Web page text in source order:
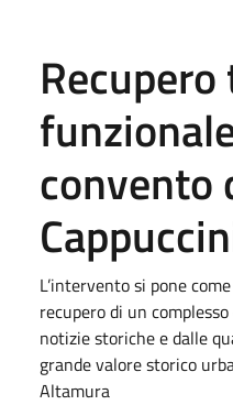
convento
L’intervento si pone
recupero di un
notizie storiche e dalle
grande valore storico
Altamura